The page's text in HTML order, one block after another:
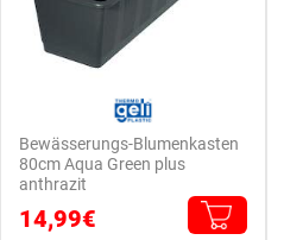
Bewässerungs-Blumenkasten
80cm Aqua Green plus
anthrazit
14,99€